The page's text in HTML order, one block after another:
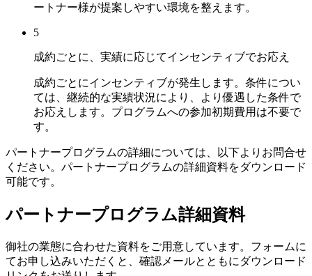
ートナー様が提案しやすい環境を整えます。
5
成約ごとに、実績に応じてインセンティブでお応え
成約ごとにインセンティブが発生します。条件につい
ては、継続的な実績状況により、より優遇した条件で
お応えします。プログラムへの参加初期費用は不要で
す。
パートナープログラムの詳細については、以下よりお問合せ
ください。パートナープログラムの詳細資料をダウンロード
可能です。
パートナープログラム詳細資料
御社の業態に合わせた資料をご用意しています。フォームに
てお申し込みいただくと、確認メールとともにダウンロード